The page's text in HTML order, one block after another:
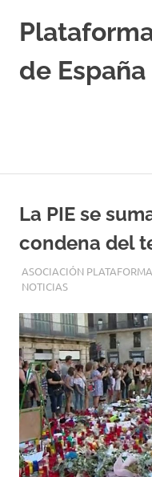
de España
La PIE se
condena del
26 AGOSTO, 2017
ASOCIACIÓN
NOTICIAS